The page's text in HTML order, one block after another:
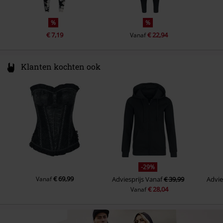
%
€ 7,19
%
Vanaf€ 22,94
Klanten kochten ook
Vanaf€ 69,99
-29%
AdviesprijsVanaf€ 39,99
Vanaf€ 28,04